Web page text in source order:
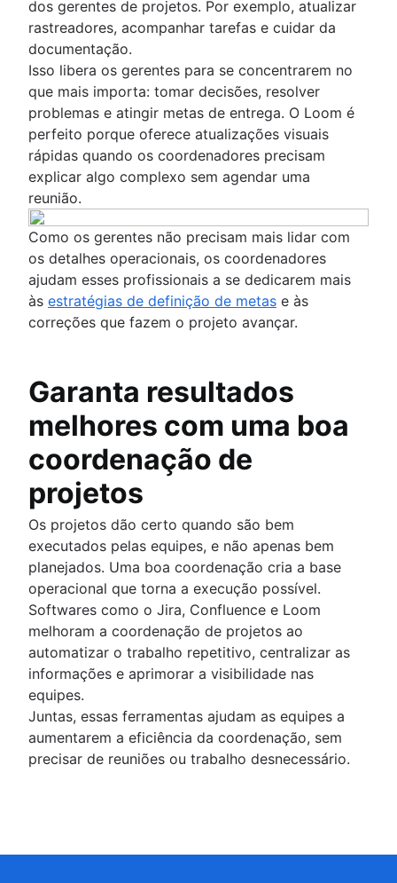
dos gerentes de projetos. Por exemplo, atualizar
rastreadores, acompanhar tarefas e cuidar da
documentação.
Isso libera os gerentes para se concentrarem no
que mais importa: tomar decisões, resolver
problemas e atingir metas de entrega. O Loom é
perfeito porque oferece atualizações visuais
rápidas quando os coordenadores precisam
explicar algo complexo sem agendar uma
reunião.
Como os gerentes não precisam mais lidar com
os detalhes operacionais, os coordenadores
ajudam esses profissionais a se dedicarem mais
às estratégias de definição de metas e às
correções que fazem o projeto avançar.
Garanta resultados
melhores com uma boa
coordenação de
projetos
Os projetos dão certo quando são bem
executados pelas equipes, e não apenas bem
planejados. Uma boa coordenação cria a base
operacional que torna a execução possível.
Softwares como o Jira, Confluence e Loom
melhoram a coordenação de projetos ao
automatizar o trabalho repetitivo, centralizar as
informações e aprimorar a visibilidade nas
equipes.
Juntas, essas ferramentas ajudam as equipes a
aumentarem a eficiência da coordenação, sem
precisar de reuniões ou trabalho desnecessário.